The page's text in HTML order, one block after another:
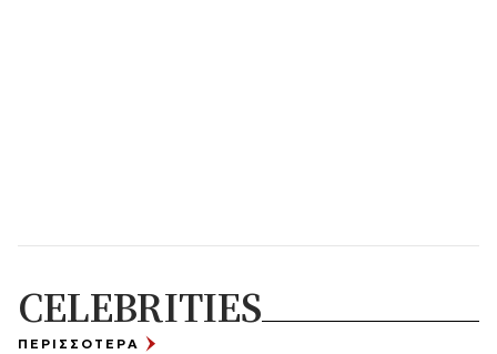
CELEBRITIES
ΠΕΡΙΣΣΟΤΕΡΑ